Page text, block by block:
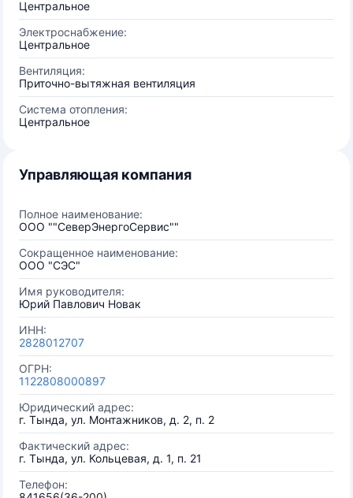
Центральное
Электроснабжение:
Центральное
Вентиляция:
Приточно-вытяжная вентиляция
Система отопления:
Центральное
Управляющая компания
Полное наименование:
OOO ""СеверЭнергоСервис""
Сокращенное наименование:
OOO "СЭС"
Имя руководителя:
Юрий Павлович Новак
ИНН:
2828012707
ОГРН:
1122808000897
Юридический адрес:
г. Тында, ул. Монтажников, д. 2, п. 2
Фактический адрес:
г. Тында, ул. Кольцевая, д. 1, п. 21
Телефон: